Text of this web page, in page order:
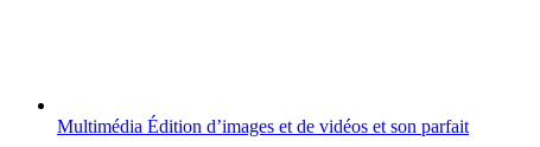
Multimédia Édition d’images et de vidéos et son parfait